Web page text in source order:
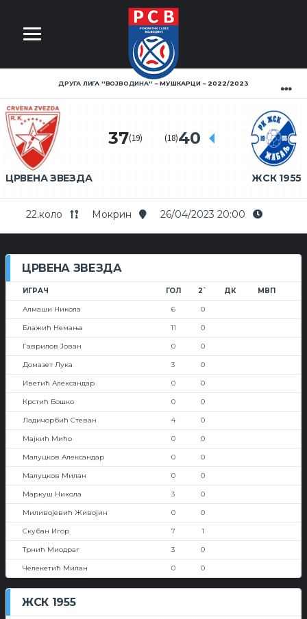
ДРУГА ЛИГА ''ВОЈВОДИНА'' МУШКАРЦИ 2022/2023
ЦРВЕНА ЗВЕЗДА
37(19)
ЖСК 1955
(18)40
22.коло Мокрин 26/04/2023 20:00
ЦРВЕНА ЗВЕЗДА
ИГРАЧ ГОЛ 2` ДК МВП
Алмаши Никола 6 0
Блажић Немања 11 0
Гаврилов Јован 0 0
Домазет Лука 3 0
Иветић Александар 0 0
Крстић Бошко 0 0
Ладичорбић Стеван 4 0
Мајкић Мићо 0 0
Малуцков Александар 0 0
Малуцков Милан 0 0
Маркуш Никола 3 0
Миливојевић Живојин 0 0
Скубан Игор 7 1
Трнић Миодраг 3 0
Челекетић Милан 0 0
ЖСК 1955